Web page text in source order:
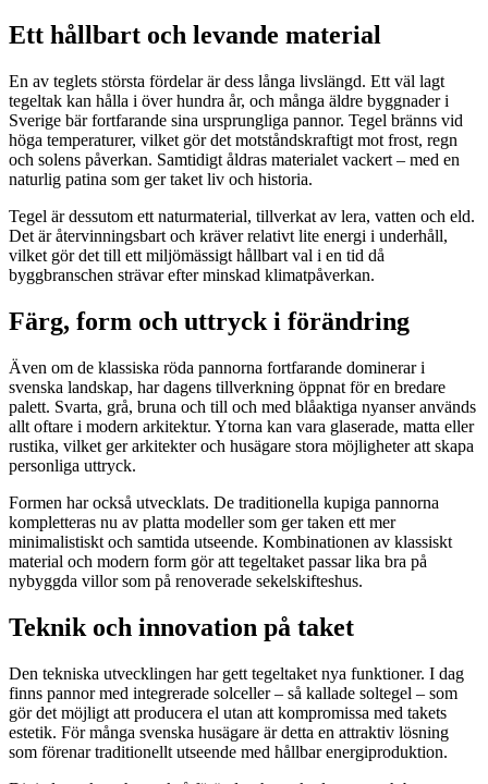
Ett hållbart och levande material
En av teglets största fördelar är dess långa livslängd. Ett väl lagt
tegeltak kan hålla i över hundra år, och många äldre byggnader i
Sverige bär fortfarande sina ursprungliga pannor. Tegel bränns vid
höga temperaturer, vilket gör det motståndskraftigt mot frost, regn
och solens påverkan. Samtidigt åldras materialet vackert – med en
naturlig patina som ger taket liv och historia.
Tegel är dessutom ett naturmaterial, tillverkat av lera, vatten och eld.
Det är återvinningsbart och kräver relativt lite energi i underhåll,
vilket gör det till ett miljömässigt hållbart val i en tid då
byggbranschen strävar efter minskad klimatpåverkan.
Färg, form och uttryck i förändring
Även om de klassiska röda pannorna fortfarande dominerar i
svenska landskap, har dagens tillverkning öppnat för en bredare
palett. Svarta, grå, bruna och till och med blåaktiga nyanser används
allt oftare i modern arkitektur. Ytorna kan vara glaserade, matta eller
rustika, vilket ger arkitekter och husägare stora möjligheter att skapa
personliga uttryck.
Formen har också utvecklats. De traditionella kupiga pannorna
kompletteras nu av platta modeller som ger taken ett mer
minimalistiskt och samtida utseende. Kombinationen av klassiskt
material och modern form gör att tegeltaket passar lika bra på
nybyggda villor som på renoverade sekelskifteshus.
Teknik och innovation på taket
Den tekniska utvecklingen har gett tegeltaket nya funktioner. I dag
finns pannor med integrerade solceller – så kallade soltegel – som
gör det möjligt att producera el utan att kompromissa med takets
estetik. För många svenska husägare är detta en attraktiv lösning
som förenar traditionellt utseende med hållbar energiproduktion.